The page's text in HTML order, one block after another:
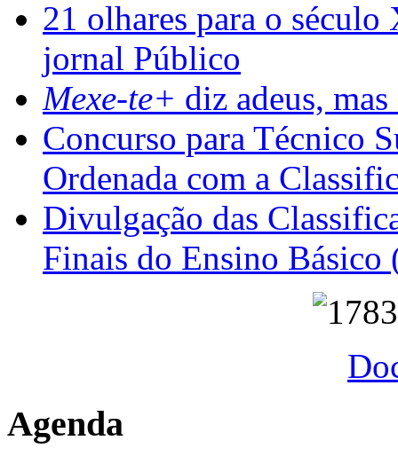
21 olhares para o
jornal Público
Mexe-te+ diz adeus,
Concurso para Técnico
Ordenada com a
Divulgação das
Finais do Ensino Básico
Agenda